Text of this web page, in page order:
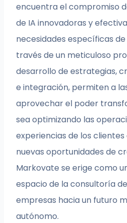
encuentra el compromiso
de IA innovadoras y
necesidades específicas de
través de un meticuloso
desarrollo de estrategias,
e integración, permiten a
aprovechar el poder
sea optimizando las
experiencias de los
nuevas oportunidades de
Markovate se erige como
espacio de la consultoría
empresas hacia un futuro
autónomo.